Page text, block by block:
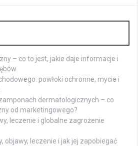
– co to jest, jakie daje informacje i
powłoki ochronne, mycie i
dermatologicznych – co
od marketingowego?
leczenie i globalne zagrożenie
objawy, leczenie i jak jej zapobiegać